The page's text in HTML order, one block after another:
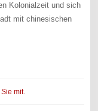
Kolonialzeit und sich
mit chinesischen
mit.